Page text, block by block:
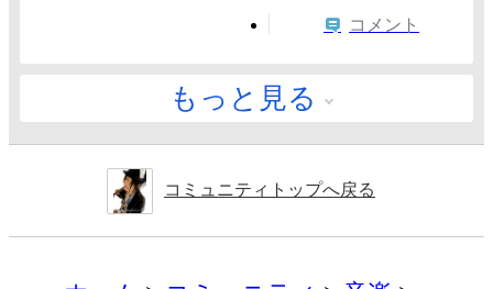
コメント
もっと見る
コミュニティトップへ戻る